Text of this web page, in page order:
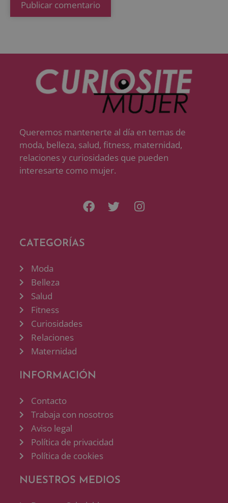
Queremos mantenerte al día en temas de
moda, belleza, salud, fitness, maternidad,
relaciones y curiosidades que pueden
interesarte como mujer.
CATEGORÍAS
Moda
Belleza
Salud
Fitness
Curiosidades
Relaciones
Maternidad
INFORMACIÓN
Contacto
Trabaja con nosotros
Aviso legal
Política de privacidad
Política de cookies
NUESTROS MEDIOS